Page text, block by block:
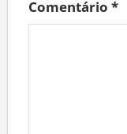
Comentário *